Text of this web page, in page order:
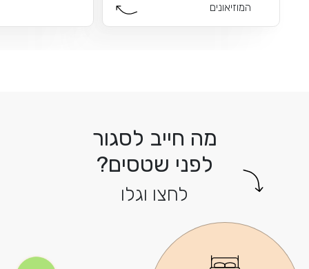
מה חייב לסגור
לפני שטסים?
לחצו וגלו